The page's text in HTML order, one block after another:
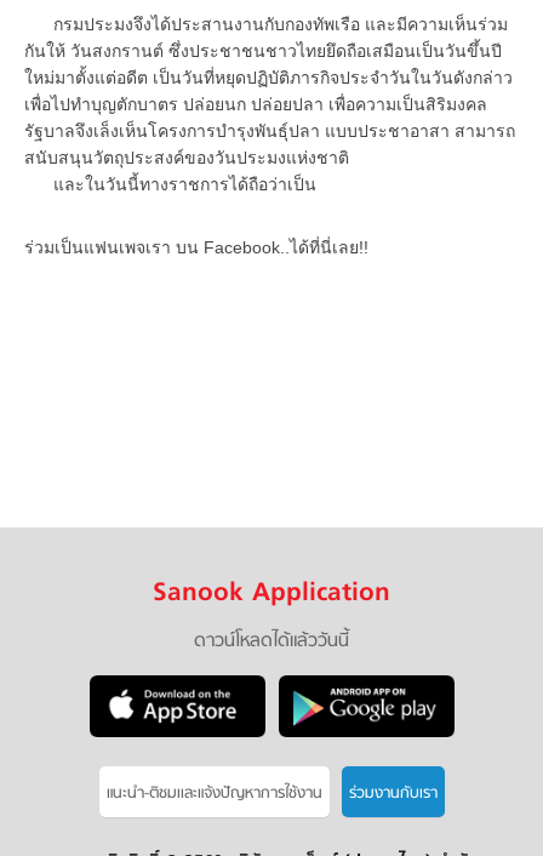
กรมประมงจึงได้ประสานงานกับกองทัพเรือ และมีความเห็นร่วม
กันให้ วันสงกรานต์ ซึ่งประชาชนชาวไทยยึดถือเสมือนเป็นวันขึ้นปี
ใหม่มาตั้งแต่อดีต เป็นวันที่หยุดปฏิบัติภารกิจประจำวันในวันดังกล่าว
เพื่อไปทำบุญตักบาตร ปล่อยนก ปล่อยปลา เพื่อความเป็นสิริมงคล
รัฐบาลจึงเล็งเห็นโครงการบำรุงพันธุ์ปลา แบบประชาอาสา สามารถ
สนับสนุนวัตถุประสงค์ของวันประมงแห่งชาติ
และในวันนี้ทางราชการได้ถือว่าเป็น
ร่วมเป็นแฟนเพจเรา บน Facebook..ได้ที่นี่เลย!!
Sanook Application
ดาวน์โหลดได้แล้ววันนี้
แนะนำ-ติชมเเละแจ้งปัญหาการใช้งาน ร่วมงานกับเรา